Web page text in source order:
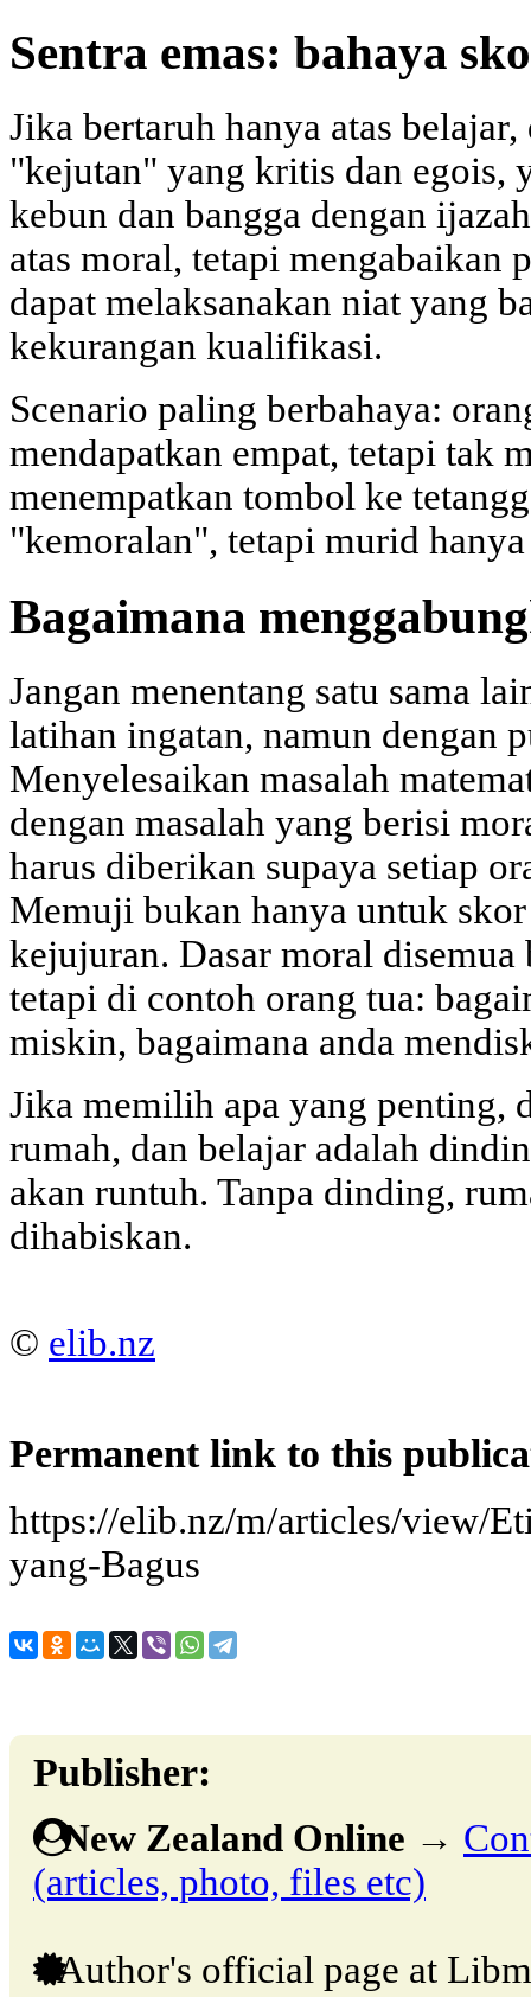
Sentra emas: bahaya
Jika bertaruh hanya atas
"kejutan" yang kritis dan egois,
kebun dan bangga dengan
atas moral, tetapi mengabaikan
dapat melaksanakan niat yang
kekurangan kualifikasi.
Scenario paling berbahaya:
mendapatkan empat, tetapi tak
menempatkan tombol ke
"kemoralan", tetapi murid
Bagaimana
Jangan menentang satu sama
latihan ingatan, namun dengan
Menyelesaikan masalah
dengan masalah yang berisi
harus diberikan supaya setiap
Memuji bukan hanya untuk
kejujuran. Dasar moral disemua
tetapi di contoh orang tua:
miskin, bagaimana anda
Jika memilih apa yang penting,
rumah, dan belajar adalah
akan runtuh. Tanpa dinding,
dihabiskan.
© elib.nz
Permanent link to this
https://elib.nz/m/articles/view/
yang-Bagus
Publisher:
New Zealand Online →
(articles, photo, files etc)
Author's official page at